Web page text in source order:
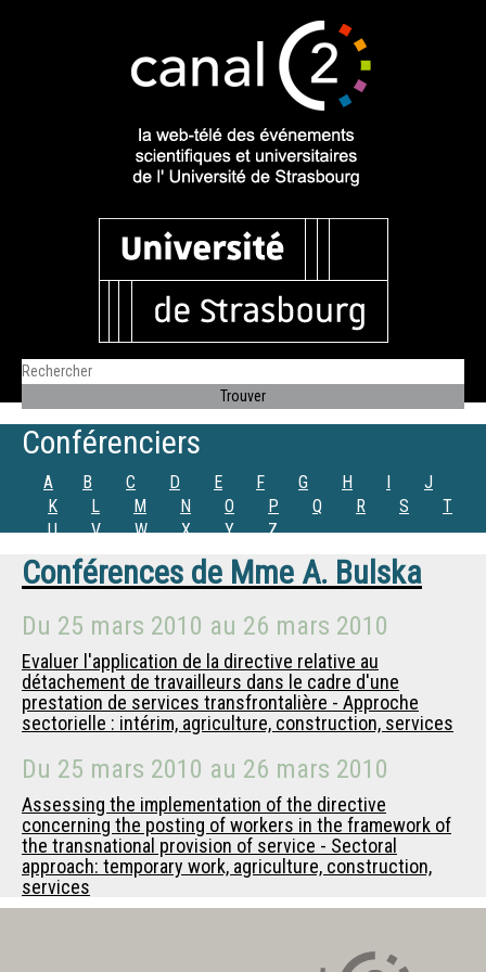
Conférenciers
A B C D E F G H I
J
K
L M N O P Q R S
T
U
V W X Y Z
Conférences de Mme A. Bulska
Du 25 mars 2010 au 26 mars 2010
Evaluer l'application de la directive relative au
détachement de travailleurs dans le cadre d'une
prestation de services transfrontalière - Approche
sectorielle : intérim, agriculture, construction, services
Du 25 mars 2010 au 26 mars 2010
Assessing the implementation of the directive
concerning the posting of workers in the framework of
the transnational provision of service - Sectoral
approach: temporary work, agriculture, construction,
services